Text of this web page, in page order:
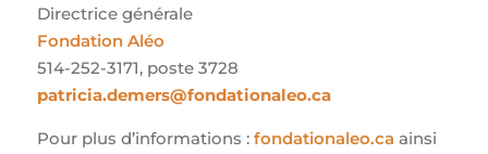
Directrice générale
Fondation Aléo
514-252-3171, poste 3728
patricia.demers@fondationaleo.ca
Pour plus d’informations : fondationaleo.ca ainsi